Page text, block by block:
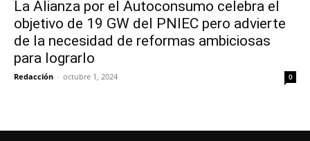
La Alianza por el Autoconsumo celebra el
objetivo de 19 GW del PNIEC pero advierte
de la necesidad de reformas ambiciosas
para lograrlo
Redacción - octubre 1, 2024 0